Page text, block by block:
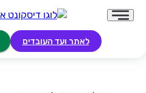
לאתר ועד העובדים